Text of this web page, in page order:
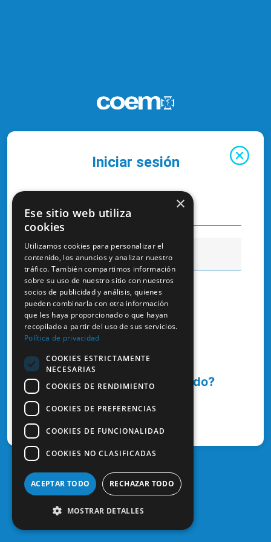
Iniciar sesión
¿Has olvidado tu contraseña?
Entrar
¿Aún no te has registrado?
¿Cómo registrarse?
×
Ese sitio web utiliza
cookies
Utilizamos cookies para personalizar el
contenido, los anuncios y analizar nuestro
tráfico. También compartimos información
sobre su uso de nuestro sitio con nuestros
socios de publicidad y análisis, quienes
pueden combinarla con otra información
que les haya proporcionado o que hayan
recopilado a partir del uso de sus servicios.
Política de privacidad
COOKIES ESTRICTAMENTE
NECESARIAS
COOKIES DE RENDIMIENTO
COOKIES DE PREFERENCIAS
COOKIES DE FUNCIONALIDAD
COOKIES NO CLASIFICADAS
ACEPTAR TODO RECHAZAR TODO
MOSTRAR DETALLES